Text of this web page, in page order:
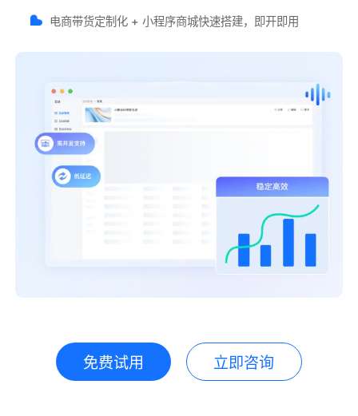
电商带货定制化 + 小程序商城快速搭建，即开即用
免费试用 立即咨询